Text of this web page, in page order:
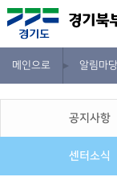
메인으로 알림마당
공지사항
센터소식